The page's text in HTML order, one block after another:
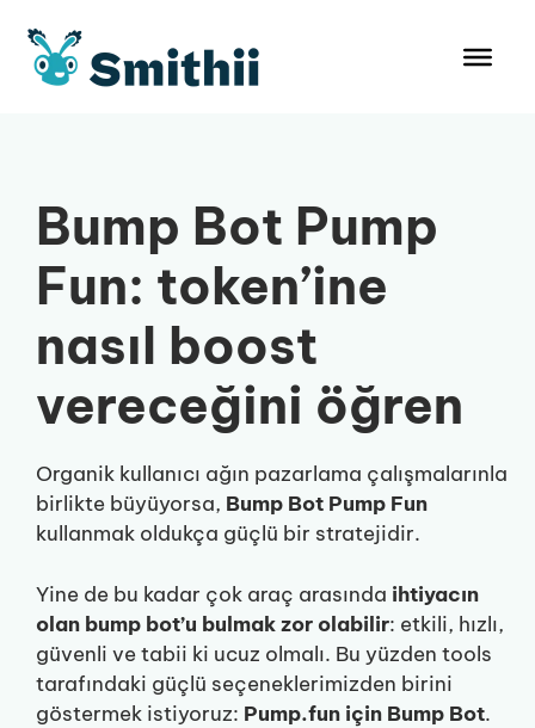
atla
Bump Bot Pump
Fun: token’ine
nasıl boost
vereceğini öğren
Organik kullanıcı ağın pazarlama çalışmalarınla
birlikte büyüyorsa, Bump Bot Pump Fun
kullanmak oldukça güçlü bir stratejidir.
Yine de bu kadar çok araç arasında ihtiyacın
olan bump bot’u bulmak zor olabilir: etkili, hızlı,
güvenli ve tabii ki ucuz olmalı. Bu yüzden tools
tarafındaki güçlü seçeneklerimizden birini
göstermek istiyoruz: Pump.fun için Bump Bot.